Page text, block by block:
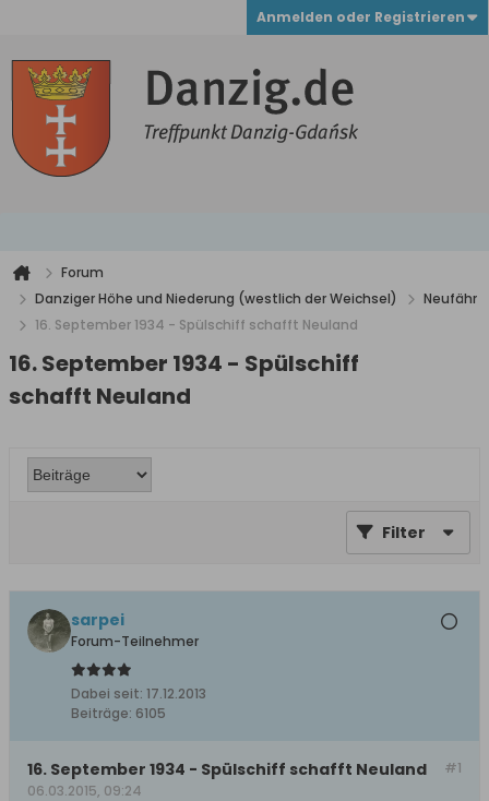
Anmelden oder Registrieren
Forum
Danziger Höhe und Niederung (westlich der Weichsel)
Neufähr
16. September 1934 - Spülschiff schafft Neuland
16. September 1934 - Spülschiff
schafft Neuland
Filter
sarpei
Forum-Teilnehmer
Dabei seit: 17.12.2013
Beiträge: 6105
#1
16. September 1934 - Spülschiff schafft Neuland
06.03.2015, 09:24